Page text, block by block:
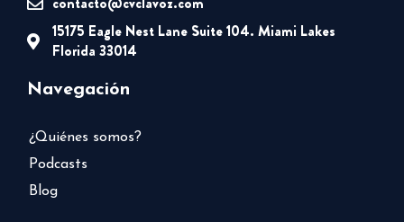
15175 Eagle Nest Lane Suite 104. Miami Lakes
Florida 33014
Navegación
¿Quiénes somos?
Podcasts
Blog